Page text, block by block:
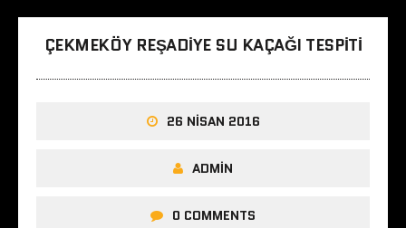
ÇEKMEKÖY REŞADIYE SU KAÇAĞI TESPITI
26 NISAN 2016
ADMIN
0 COMMENTS